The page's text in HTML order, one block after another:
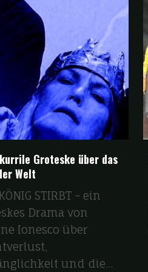
Groteske über das
Welt
STIRBT - ein
Drama von
Ionesco über
und die...